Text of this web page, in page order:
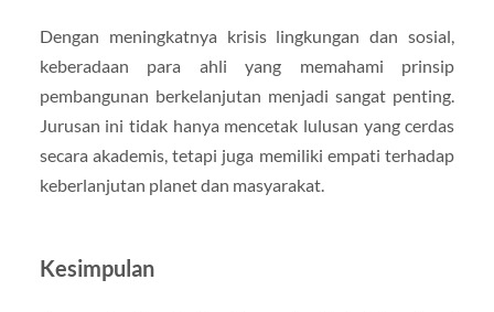
Dengan meningkatnya krisis lingkungan dan sosial,
keberadaan para ahli yang memahami prinsip
pembangunan berkelanjutan menjadi sangat penting.
Jurusan ini tidak hanya mencetak lulusan yang cerdas
secara akademis, tetapi juga memiliki empati terhadap
keberlanjutan planet dan masyarakat.
Kesimpulan